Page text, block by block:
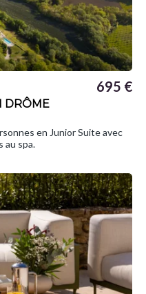
DRÔME
695 €
en Junior Suite avec
au spa.